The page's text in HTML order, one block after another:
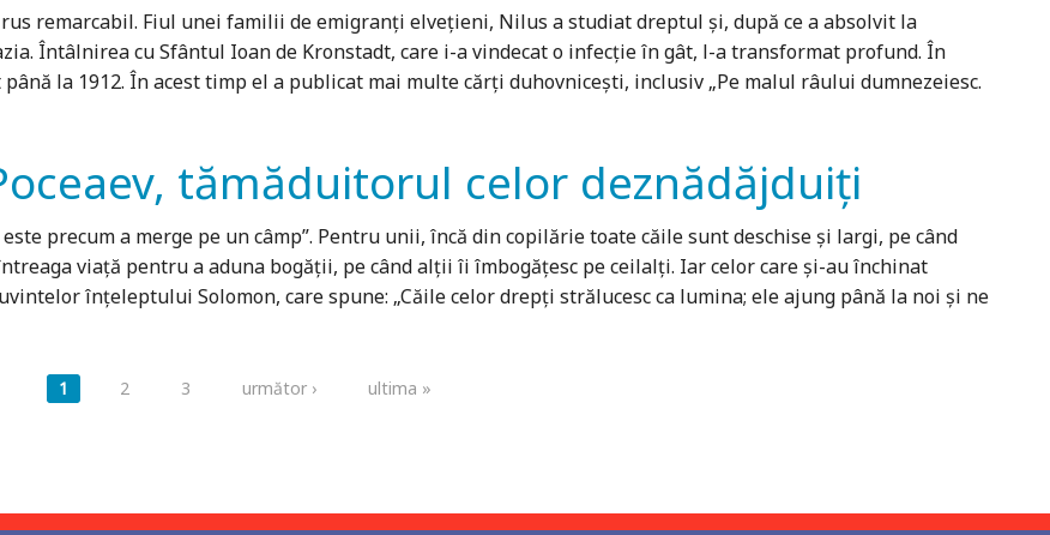
remarcabil. Fiul unei familii de emigranţi elveţieni, Nilus a studiat dreptul şi, după ce a absolvit la
Întâlnirea cu Sfântul Ioan de Kronstadt, care i-a vindecat o infecţie în gât, l-a transformat profund. În
la 1912. În acest timp el a publicat mai multe cărţi duhovniceşti, inclusiv „Pe malul râului dumnezeiesc.
tămăduitorul celor deznădăjduiți
precum a merge pe un câmp”. Pentru unii, încă din copilărie toate căile sunt deschise şi largi, pe când
viaţă pentru a aduna bogăţii, pe când alţii îi îmbogăţesc pe ceilalţi. Iar celor care şi-au închinat
înţeleptului Solomon, care spune: „Căile celor drepţi strălucesc ca lumina; ele ajung până la noi şi ne
1 2 3 următor › ultima »